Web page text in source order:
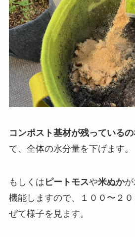
コンポスト基材が残っている
て、全体の水分量を下げます。
もしくは ピートモスや米ぬか
機能しますので、１００〜２
ぜて様子を見ます。